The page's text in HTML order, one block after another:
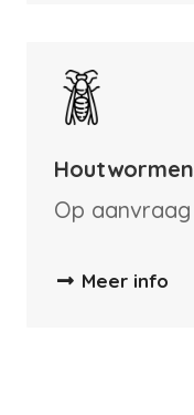
Houtwormen
Op aanvraag
Meer info